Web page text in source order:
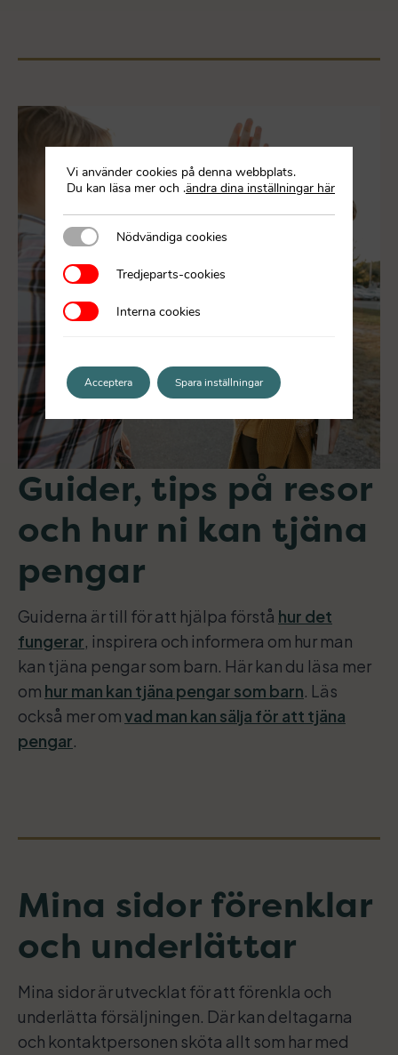
Guider, tips på resor
och hur ni kan tjäna
pengar
Guiderna är till för att hjälpa förstå hur det
fungerar, inspirera och informera om hur man
kan tjäna pengar som barn. Här kan du läsa mer
om hur man kan tjäna pengar som barn. Läs
också mer omvad man kan sälja för att tjäna
pengar.
Mina sidor förenklar
och underlättar
Mina sidor är utvecklat för att förenkla och
underlätta försäljningen. Där kan deltagarna
och kontaktpersonen sköta allt som har med
Vi använder cookies på denna webbplats.
Du kan läsa mer och ändra dina inställningar här
.
Nödvändiga cookies
Nödvändiga cookies
Tredjeparts-cookies
Tredjeparts-cookies
Interna cookies
Interna cookies
Acceptera Spara inställningar